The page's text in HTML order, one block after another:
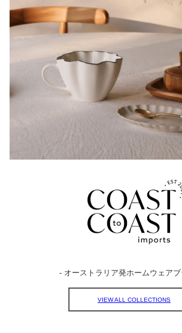
- オーストラリア発ホームウェア
VIEW ALL COLLECTIONS